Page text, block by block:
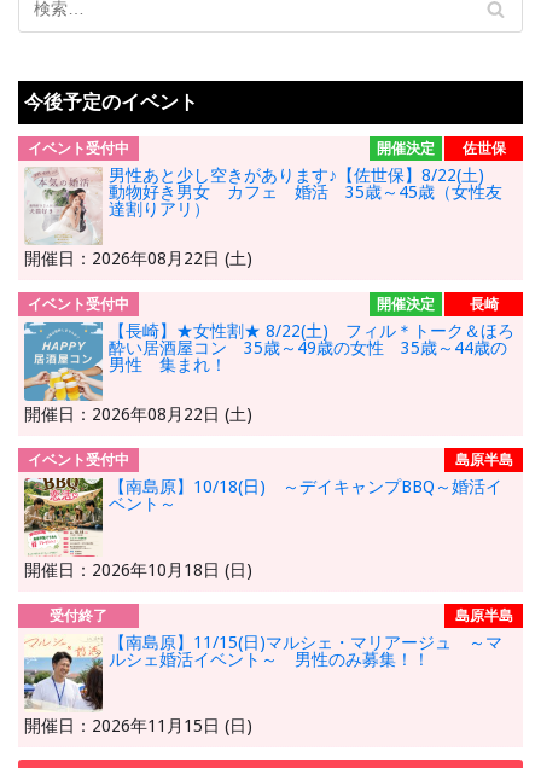
付☆
今後予定のイベント
イベント受付中 開催決定 佐世保
男性あと少し空きがあります♪【佐世保】8/22(土)
動物好き男女 カフェ 婚活 35歳～45歳（女性友
達割りアリ）
開催日：2026年08月22日 (土)
イベント受付中 開催決定 長崎
【長崎】★女性割★ 8/22(土) フィル＊トーク＆ほろ
酔い居酒屋コン 35歳～49歳の女性 35歳～44歳の
男性 集まれ！
開催日：2026年08月22日 (土)
イベント受付中 島原半島
【南島原】10/18(日) ～デイキャンプBBQ～婚活イ
ベント～
開催日：2026年10月18日 (日)
受付終了 島原半島
【南島原】11/15(日)マルシェ・マリアージュ ～マ
ルシェ婚活イベント～ 男性のみ募集！！
開催日：2026年11月15日 (日)